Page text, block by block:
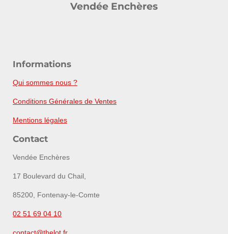
Vendée Enchères
Informations
Qui sommes nous ?
Conditions Générales de Ventes
Mentions légales
Contact
Vendée Enchères
17 Boulevard du Chail,
85200, Fontenay-le-Comte
02 51 69 04 10